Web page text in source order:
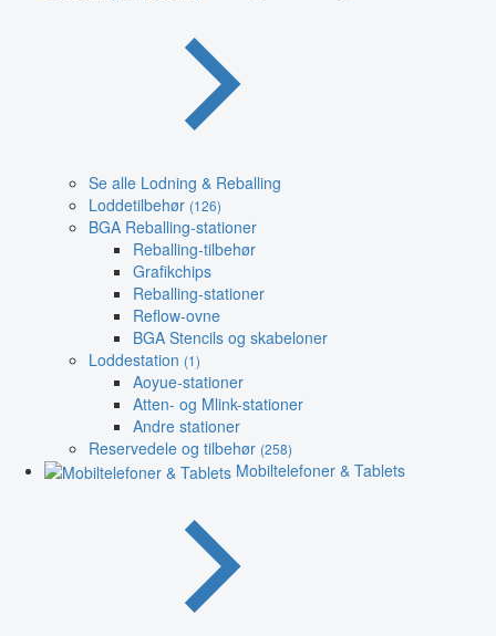
Se alle Lodning & Reballing
Loddetilbehør (126)
BGA Reballing-stationer
Reballing-tilbehør
Grafikchips
Reballing-stationer
Reflow-ovne
BGA Stencils og skabeloner
Loddestation (1)
Aoyue-stationer
Atten- og Mlink-stationer
Andre stationer
Reservedele og tilbehør (258)
Mobiltelefoner & Tablets